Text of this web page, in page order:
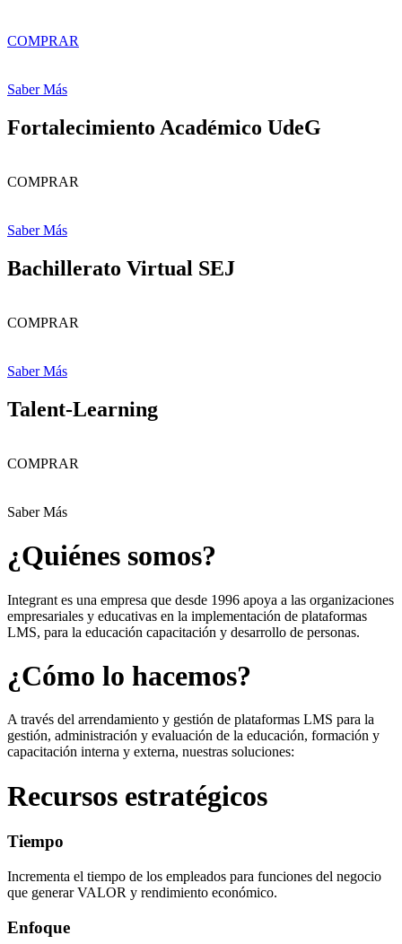
COMPRAR
Saber Más
Fortalecimiento Académico UdeG
COMPRAR
Saber Más
Bachillerato Virtual SEJ
COMPRAR
Saber Más
Talent-Learning
COMPRAR
Saber Más
¿Quiénes somos?
Integrant es una empresa que desde 1996 apoya a las organizaciones
empresariales y educativas en la implementación de plataformas
LMS, para la educación capacitación y desarrollo de personas.
¿Cómo lo hacemos?
A través del arrendamiento y gestión de plataformas LMS para la
gestión, administración y evaluación de la educación, formación y
capacitación interna y externa, nuestras soluciones:
Recursos estratégicos
Tiempo
Incrementa el tiempo de los empleados para funciones del negocio
que generar VALOR y rendimiento económico.
Enfoque